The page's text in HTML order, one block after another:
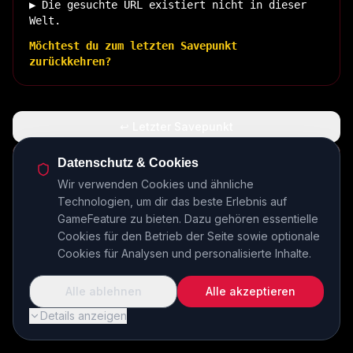
▶ Die gesuchte URL existiert nicht in dieser
Welt.
Möchtest du zum letzten Savepunkt
zurückkehren?
🏠 Zurück zur Basis
INSERT COIN TO CONTINUE...
Datenschutz & Cookies
Wir verwenden Cookies und ähnliche
Technologien, um dir das beste Erlebnis auf
GameFeature zu bieten. Dazu gehören essentielle
Cookies für den Betrieb der Seite sowie optionale
Cookies für Analysen und personalisierte Inhalte.
Details anzeigen
Alle ablehnen Alle akzeptieren